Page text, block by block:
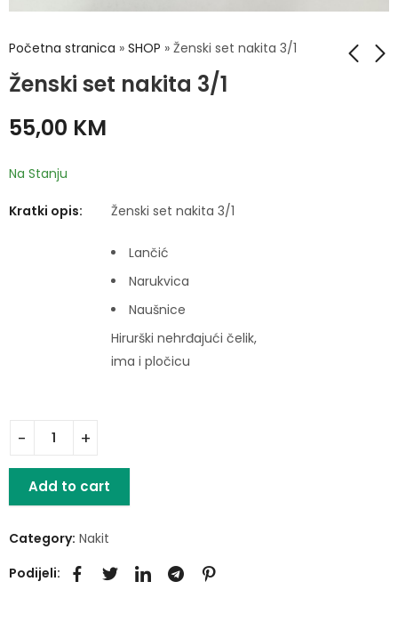
Početna stranica » SHOP » Ženski set nakita 3/1
Ženski set nakita 3/1
55,00 KM
Na Stanju
Kratki opis: Ženski set nakita 3/1
Lančić
Narukvica
Naušnice
Hirurški nehrđajući čelik,
ima i pločicu
Add to cart
Category: Nakit
Podijeli: